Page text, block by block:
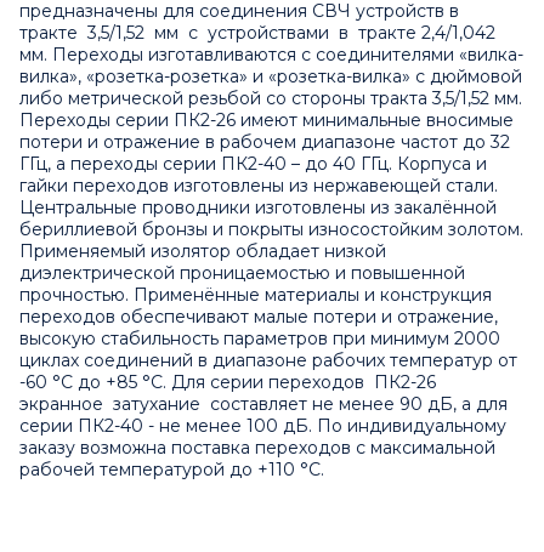
предназначены для соединения СВЧ устройств в
тракте 3,5/1,52 мм с устройствами в тракте 2,4/1,042
мм. Переходы изготавливаются с соединителями «вилка-
вилка», «розетка-розетка» и «розетка-вилка» с дюймовой
либо метрической резьбой со стороны тракта 3,5/1,52 мм.
Переходы серии ПК2-26 имеют минимальные вносимые
потери и отражение в рабочем диапазоне частот до 32
ГГц, а переходы серии ПК2-40 – до 40 ГГц. Корпуса и
гайки переходов изготовлены из нержавеющей стали.
Центральные проводники изготовлены из закалённой
бериллиевой бронзы и покрыты износостойким золотом.
Применяемый изолятор обладает низкой
диэлектрической проницаемостью и повышенной
прочностью. Применённые материалы и конструкция
переходов обеспечивают малые потери и отражение,
высокую стабильность параметров при минимум 2000
циклах соединений в диапазоне рабочих температур от
-60 °C до +85 °C. Для серии переходов ПК2-26
экранное затухание составляет не менее 90 дБ, а для
серии ПК2-40 - не менее 100 дБ. По индивидуальному
заказу возможна поставка переходов с максимальной
рабочей температурой до +110 °С.